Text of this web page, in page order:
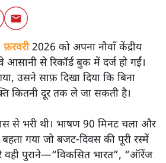
फ़रवरी2026 को अपना नौवाँ केंद्रीय
से रिकॉर्ड बुक में दर्ज हो गईं।
उसने साफ़ दिखा दिया कि बिना
कितनी दूर तक ले जा सकती है।
से भरी थी। भाषण 90 मिनट चला और
गया जो बजट‑दिवस की पूरी रस्में
वही पुराने—“विकसित भारत”, “ऑरेंज